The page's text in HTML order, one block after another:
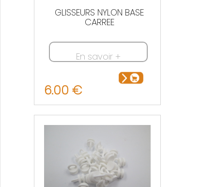
GLISSEURS NYLON BASE
CARREE
En savoir +
6.00 €